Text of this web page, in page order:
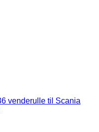
venderulle til Scania